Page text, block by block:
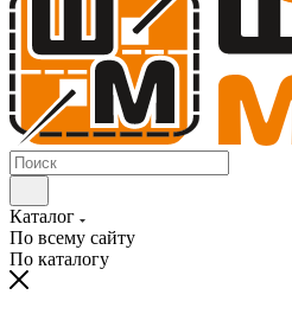
Каталог
По всему сайту
По каталогу